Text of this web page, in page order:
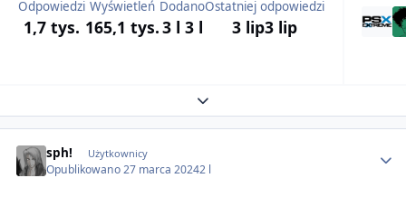
Odpowiedzi
1,7 tys.
Wyświetleń
165,1 tys.
Dodano
3 l 3 l
Ostatniej odpowiedzi
3 lip3 lip
Expand topic overview
sph! Użytkownicy
Opublikowano27 marca 20242 l